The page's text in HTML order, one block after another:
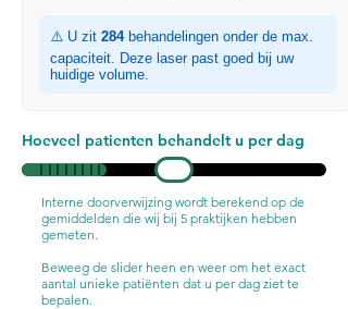
⚠️ U zit 284behandelingen onder de max.
capaciteit. Deze laser past goed bij uw
huidige volume.
Hoeveel patienten behandelt u per dag
Interne doorverwijzing wordt berekend op de
gemiddelden die wij bij 5 praktijken hebben
gemeten.
Beweeg de slider heen en weer om het exact
aantal unieke patiënten dat u per dag ziet te
bepalen.